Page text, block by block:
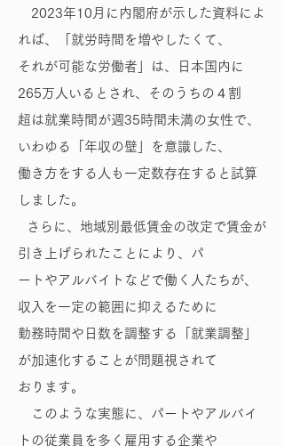
2023年10月に内閣府が示した資料によ
れば、「就労時間を増やしたくて、
それが可能な労働者」は、日本国内に
265万人いるとされ、そのうちの４割
超は就業時間が週35時間未満の女性で、
いわゆる「年収の壁」を意識した、
働き方をする人も一定数存在すると試算
しました。
さらに、地域別最低賃金の改定で賃金が
引き上げられたことにより、パ
ートやアルバイトなどで働く人たちが、
収入を一定の範囲に抑えるために
勤務時間や日数を調整する「就業調整」
が加速化することが問題視されて
おります。
このような実態に、パートやアルバイ
トの従業員を多く雇用する企業や